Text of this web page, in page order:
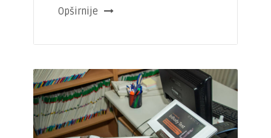
Opširnije